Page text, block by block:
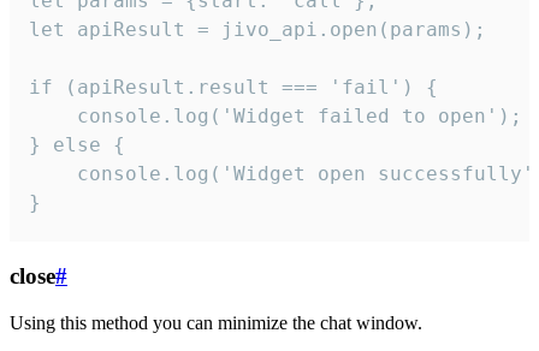
let apiResult = jivo_api.open(params);
if (apiResult.result === 'fail') {
    console.log('Widget failed to open');
} else {
console.log('Widget open
}
close#
Using this method you can minimize the chat window.